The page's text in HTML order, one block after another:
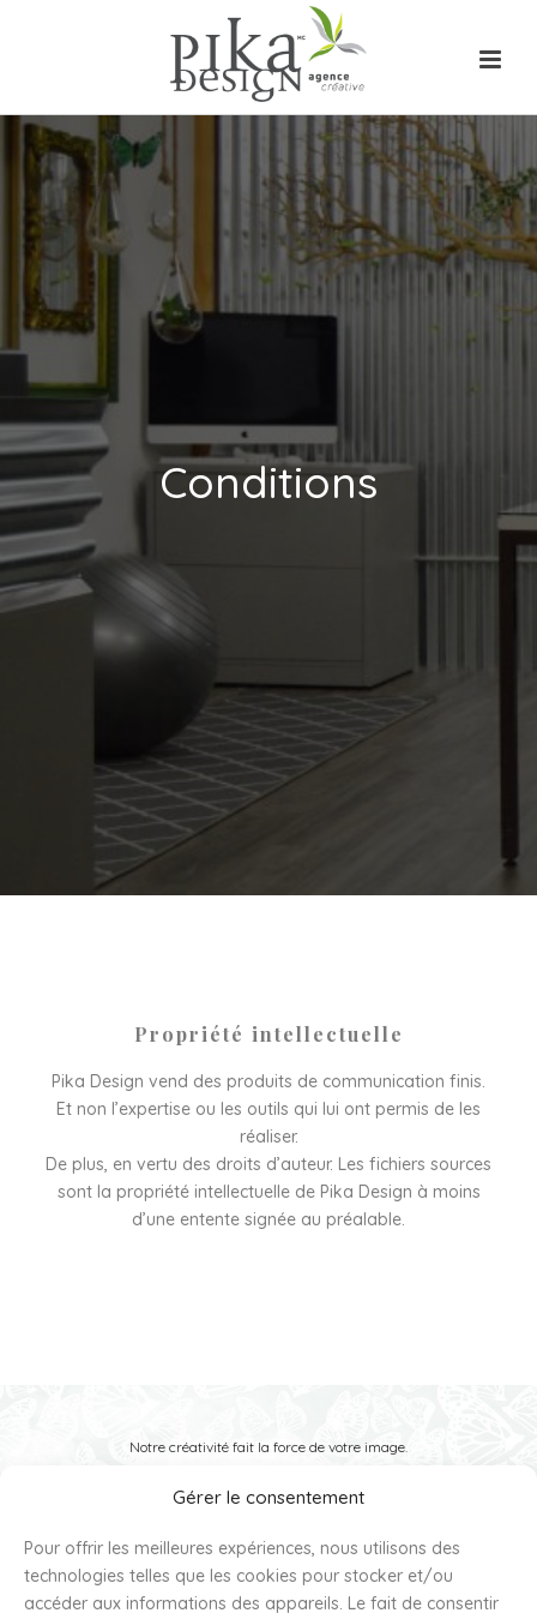
Gérer le consentement
Pour offrir les meilleures expériences, nous utilisons des
technologies telles que les cookies pour stocker et/ou
accéder aux informations des appareils. Le fait de consentir
Conditions
Propriété intellectuelle
Pika Design vend des produits de communication finis.
Et non l’expertise ou les outils qui lui ont permis de les
réaliser.
De plus, en vertu des droits d’auteur. Les fichiers sources
sont la propriété intellectuelle de Pika Design à moins
d’une entente signée au préalable.
Notre créativité fait la force de votre image.
Partagez-nous votre idée